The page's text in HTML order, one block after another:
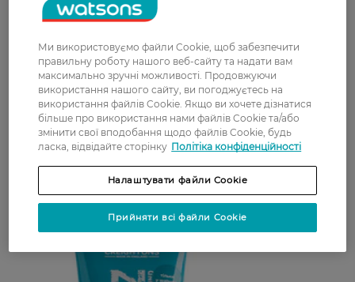
Професійний розгладжувальний шампунь
підійде не тільки власникам кучерявого
волосся, але і тим, хто бореться з пухнастістю і
хоче добитися рівних локонів. Завдяки
насиченим формулам з інноваційними
вони набувають гладкості.
Ми використовуємо файли Cookie, щоб забезпечити
правильну роботу нашого веб-сайту та надати вам
максимально зручні можливості. Продовжуючи
використання нашого сайту, ви погоджуєтесь на
використання файлів Cookie. Якщо ви хочете дізнатися
більше про використання нами файлів Cookie та/або
змінити свої вподобання щодо файлів Cookie, будь
ласка, відвідайте сторінку Політіка конфіденційності
Налаштувати файли Cookie
Прийняти всі файли Cookie